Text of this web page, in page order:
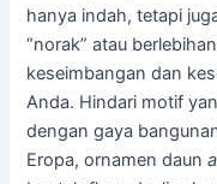
hanya indah, tetapi
“norak” atau
keseimbangan dan
Anda. Hindari motif
dengan gaya
Eropa, ornamen daun